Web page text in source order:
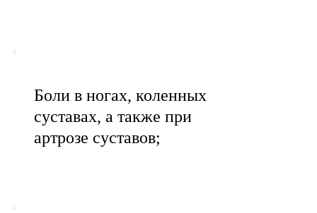
Боли в ногах, коленных
суставах, а также при
артрозе суставов;